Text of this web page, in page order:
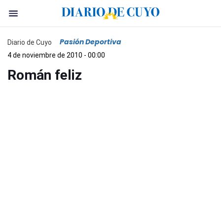
Diario de Cuyo Pasión Deportiva
4 de noviembre de 2010 - 00:00
Román feliz